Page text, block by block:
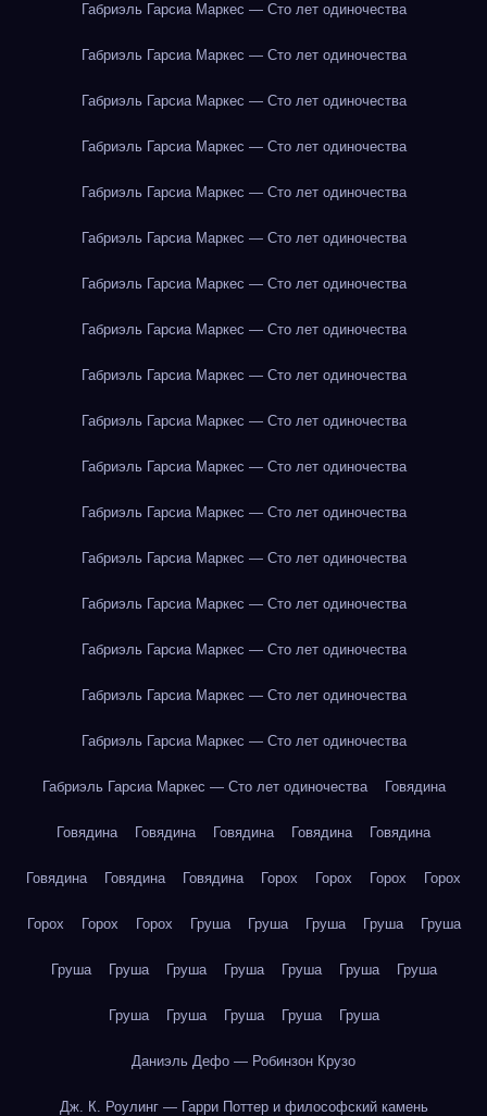
Габриэль Гарсиа Маркес — Сто лет одиночества
Габриэль Гарсиа Маркес — Сто лет одиночества
Габриэль Гарсиа Маркес — Сто лет одиночества
Габриэль Гарсиа Маркес — Сто лет одиночества
Габриэль Гарсиа Маркес — Сто лет одиночества
Габриэль Гарсиа Маркес — Сто лет одиночества
Габриэль Гарсиа Маркес — Сто лет одиночества
Габриэль Гарсиа Маркес — Сто лет одиночества
Габриэль Гарсиа Маркес — Сто лет одиночества
Габриэль Гарсиа Маркес — Сто лет одиночества
Габриэль Гарсиа Маркес — Сто лет одиночества
Габриэль Гарсиа Маркес — Сто лет одиночества
Габриэль Гарсиа Маркес — Сто лет одиночества
Габриэль Гарсиа Маркес — Сто лет одиночества
Габриэль Гарсиа Маркес — Сто лет одиночества
Габриэль Гарсиа Маркес — Сто лет одиночества
Габриэль Гарсиа Маркес — Сто лет одиночества
Габриэль Гарсиа Маркес — Сто лет одиночества Говядина
Говядина Говядина Говядина Говядина Говядина
Говядина Говядина Говядина Горох Горох Горох Горох
Горох Горох Горох Груша Груша Груша Груша Груша
Груша Груша Груша Груша Груша Груша Груша
Груша Груша Груша Груша Груша
Даниэль Дефо — Робинзон Крузо
Дж. К. Роулинг — Гарри Поттер и философский камень